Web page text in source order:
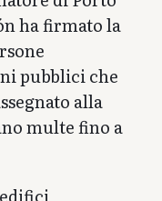
ha firmato la
pubblici che
alla
multe fino a